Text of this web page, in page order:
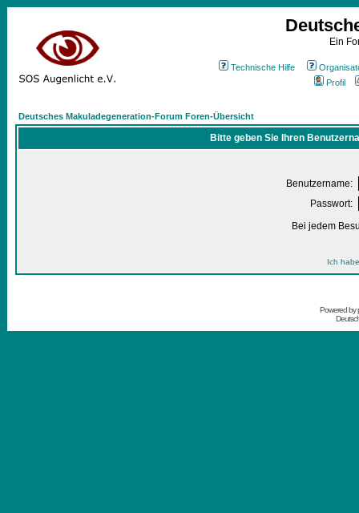
Ein
Technische Hilfe
Profil
Deutsches Makuladegeneration-Forum Foren-Übersicht
Bitte geben Sie Ihren
Benutzername:
Passwort:
Bei jedem
Ich
Powered by